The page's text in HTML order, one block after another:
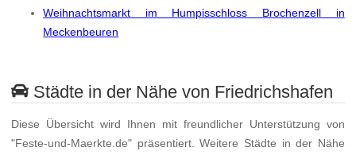
Weihnachtsmarkt im Humpisschloss Brochenzell in
Meckenbeuren
Städte in der Nähe von Friedrichshafen
Diese Übersicht wird Ihnen mit freundlicher Unterstützung von
"Feste-und-Maerkte.de" präsentiert. Weitere Städte in der Nähe